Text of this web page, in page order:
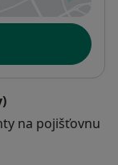
na pojišťovnu